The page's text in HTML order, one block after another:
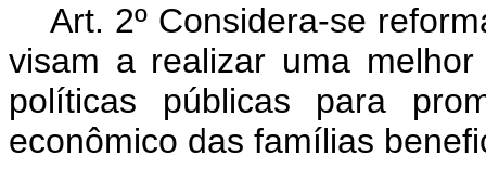
Art. 2º Considera-se
visam a realizar uma
políticas públicas para
econômico das famílias